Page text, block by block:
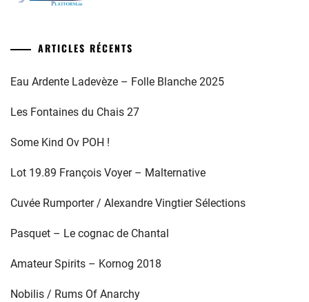
ARTICLES RÉCENTS
Eau Ardente Ladevèze – Folle Blanche 2025
Les Fontaines du Chais 27
Some Kind Ov POH !
Lot 19.89 François Voyer – Malternative
Cuvée Rumporter / Alexandre Vingtier Sélections
Pasquet – Le cognac de Chantal
Amateur Spirits – Kornog 2018
Nobilis / Rums Of Anarchy